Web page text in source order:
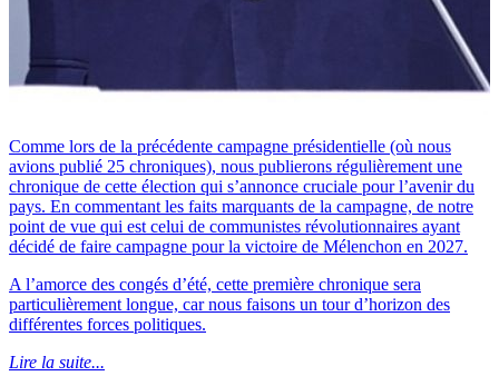
Comme lors de la précédente campagne présidentielle (où nous
avions publié 25 chroniques), nous publierons régulièrement une
chronique de cette élection qui s’annonce cruciale pour l’avenir du
pays. En commentant les faits marquants de la campagne, de notre
point de vue qui est celui de communistes révolutionnaires ayant
décidé de faire campagne pour la victoire de Mélenchon en 2027.
A l’amorce des congés d’été, cette première chronique sera
particulièrement longue, car nous faisons un tour d’horizon des
différentes forces politiques.
Lire la suite...